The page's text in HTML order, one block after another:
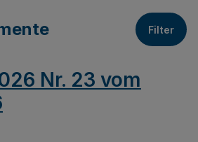
Filter
Nr. 23 vom